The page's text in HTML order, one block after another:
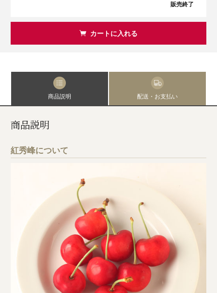
販売終了
カートに入れる
商品説明 配送・お支払い
商品説明
紅秀峰について